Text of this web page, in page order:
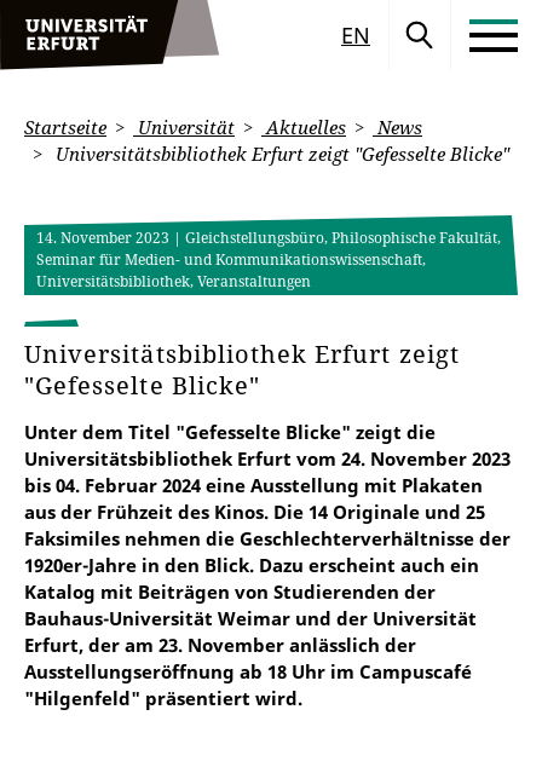
EN
Startseite Universität Aktuelles
News
Universitätsbibliothek Erfurt zeigt "Gefesselte Blicke"
14. November 2023 | Gleichstellungsbüro, Philosophische Fakultät,
Seminar für Medien- und Kommunikationswissenschaft,
Universitätsbibliothek, Veranstaltungen
Universitätsbibliothek Erfurt zeigt
"Gefesselte Blicke"
Unter dem Titel "Gefesselte Blicke" zeigt die
Universitätsbibliothek Erfurt vom 24. November 2023
bis 04. Februar 2024 eine Ausstellung mit Plakaten
aus der Frühzeit des Kinos. Die 14 Originale und 25
Faksimiles nehmen die Geschlechterverhältnisse der
1920er-Jahre in den Blick. Dazu erscheint auch ein
Katalog mit Beiträgen von Studierenden der
Bauhaus-Universität Weimar und der Universität
Erfurt, der am 23. November anlässlich der
Ausstellungseröffnung ab 18 Uhr im Campuscafé
"Hilgenfeld" präsentiert wird.